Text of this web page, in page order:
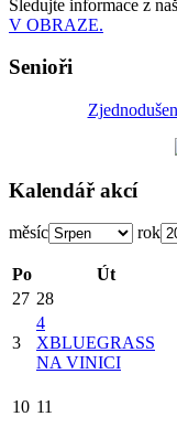
Sledujte informace z
V OBRAZE.
Senioři
Kalendář akcí
měsíc rok
Po Út
27 28
3
4
XBLUEGRASS
NA VINICI
10 11